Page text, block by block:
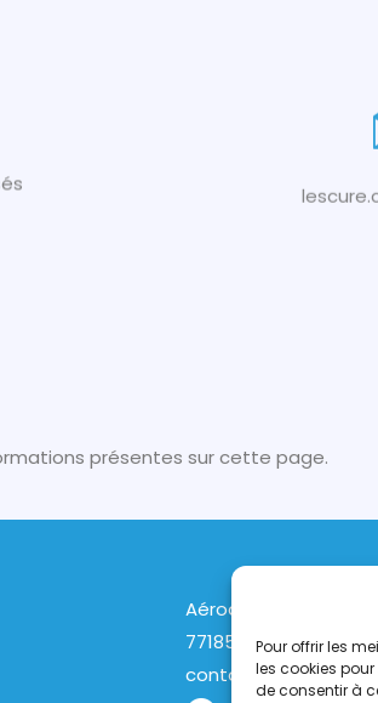
Pour offrir les
les cookies
de consentir à
présentes sur cette page.
Aérodrome de
77185 LOGNES
contact@helico.org